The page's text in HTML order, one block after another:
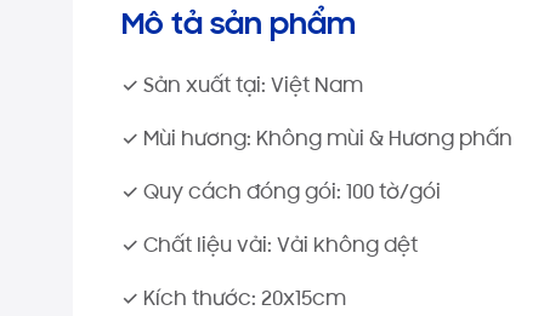
Mô tả sản phẩm
✓ Sản xuất tại: Việt Nam
✓ Mùi hương: Không mùi & Hương phấn
✓ Quy cách đóng gói: 100 tờ/gói
✓ Chất liệu vải: Vải không dệt
✓ Kích thước: 20x15cm